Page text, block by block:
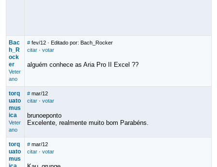
Bac
h_R
ock
er
Veter
ano
# fev/12· Editado por: Bach_Rocker
citar· votar
alguém conhece as Aria Pro II Excel ??
torq
uato
mus
ica
Veter
ano
# mar/12
citar· votar
brunoeponto
Excelente, realmente muito bom Parabéns.
torq
uato
mus
# mar/12
citar· votar